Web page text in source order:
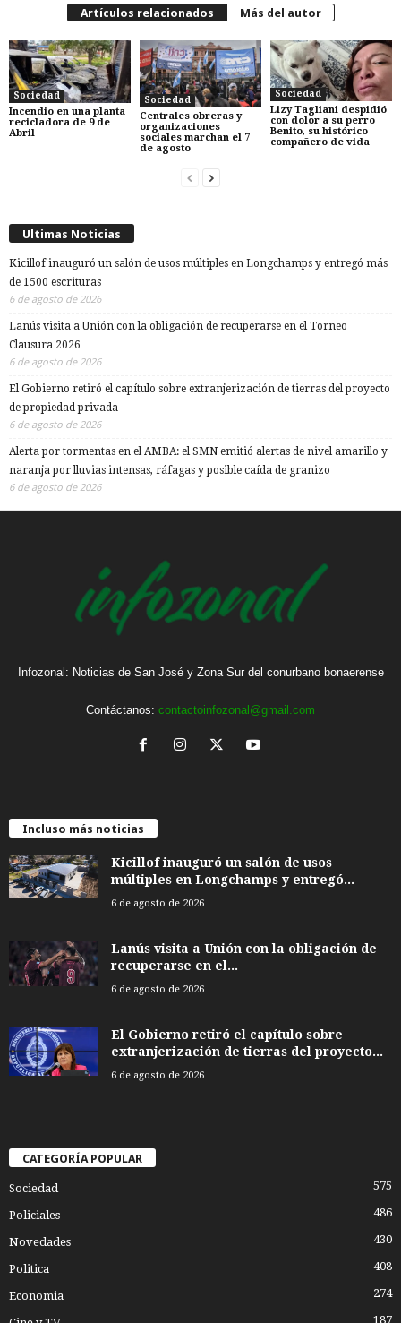
Artículos relacionados Más del autor
Sociedad
Incendio en una planta
recicladora de 9 de
Abril
Sociedad
Centrales obreras y
organizaciones
sociales marchan el 7
de agosto
Sociedad
Lizy Tagliani despidió
con dolor a su perro
Benito, su histórico
compañero de vida
Ultimas Noticias
Kicillof inauguró un salón de usos múltiples en Longchamps y entregó más
de 1500 escrituras
6 de agosto de 2026
Lanús visita a Unión con la obligación de recuperarse en el Torneo
Clausura 2026
6 de agosto de 2026
El Gobierno retiró el capítulo sobre extranjerización de tierras del proyecto
de propiedad privada
6 de agosto de 2026
Alerta por tormentas en el AMBA: el SMN emitió alertas de nivel amarillo y
naranja por lluvias intensas, ráfagas y posible caída de granizo
6 de agosto de 2026
Infozonal: Noticias de San José y Zona Sur del conurbano bonaerense
Contáctanos: contactoinfozonal@gmail.com
Incluso más noticias
Kicillof inauguró un salón de usos
múltiples en Longchamps y entregó...
6 de agosto de 2026
Lanús visita a Unión con la obligación de
recuperarse en el...
6 de agosto de 2026
El Gobierno retiró el capítulo sobre
extranjerización de tierras del proyecto...
6 de agosto de 2026
CATEGORÍA POPULAR
Sociedad 575
Policiales 486
Novedades 430
Politica 408
Economia 274
187